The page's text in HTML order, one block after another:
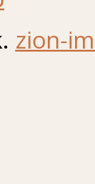
zion-